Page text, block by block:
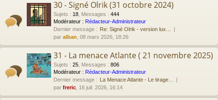
30 - Signé Olrik (31 octobre 2024)
Sujets : 18 Messages : 444
Modérateur : Rédacteur-Administrateur
Dernier message : Re: Signé Olrik - version lux…
par alban , 08 mars 2026, 18:26
31 - La menace Atlante ( 21 novembre 2025)
Sujets : 25 Messages : 806
Modérateur : Rédacteur-Administrateur
Dernier message : La Menace Atlante - Le tirage…
par freric , 16 juil. 2026, 16:14